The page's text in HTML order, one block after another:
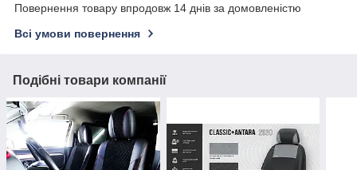
Повернення товару впродовж 14 днів за домовленістю
Всі умови повернення
Подібні товари компанії